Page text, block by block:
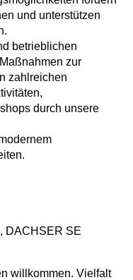
und unterstützen
betrieblichen
zur
zahlreichen
durch unsere
DACHSER SE
willkommen. Vielfalt